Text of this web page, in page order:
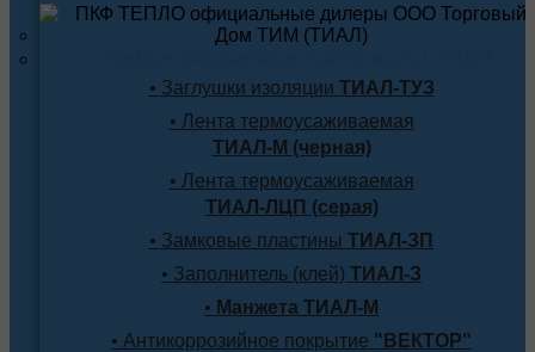
• Заглушки изоляции ТИАЛ-ТУЗ
• Лента термоусаживаемая
ТИАЛ-М (черная)
• Лента термоусаживаемая
ТИАЛ-ЛЦП (серая)
• Замковые пластины ТИАЛ-ЗП
• Заполнитель (клей) ТИАЛ-З
• Манжета ТИАЛ-М
• Антикоррозийное покрытие "ВЕКТОР"